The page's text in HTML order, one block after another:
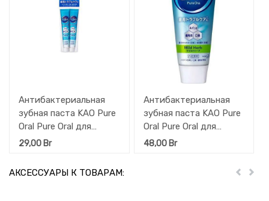
Антибактериальная
зубная паста KAO Pure
Oral Pure Oral для
профилактики кариеса
туба 2 х 30 г
29,00 Br
Антибактериальная
зубная паста KAO Pure
Oral Pure Oral для
профилактики кариеса
48,00Br
АКСЕССУАРЫ К ТОВАРАМ: Пред